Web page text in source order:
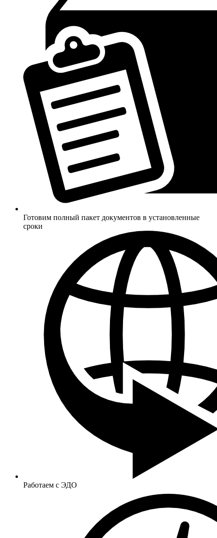
Готовим полный пакет документов в установленные
сроки
Работаем с ЭДО